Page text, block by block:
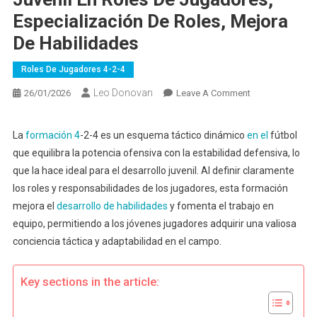
Especialización De Roles, Mejora
De Habilidades
Roles De Jugadores 4-2-4
26/01/2026 Leo Donovan Leave A CommentOn
2-
4:
Desarrollo
Juvenil
En
Roles
Roles,
Laformación 4-2-4 es un esquema táctico dinámico en el fútbol
que equilibra la potencia ofensiva con la estabilidad defensiva, lo
que la hace ideal para el desarrollo juvenil. Al definir claramente
los roles y responsabilidades de los jugadores, esta formación
mejora el desarrollo de habilidades y fomenta el trabajo en
equipo, permitiendo a los jóvenes jugadores adquirir una valiosa
conciencia táctica y adaptabilidad en el campo.
Key sections in the article: